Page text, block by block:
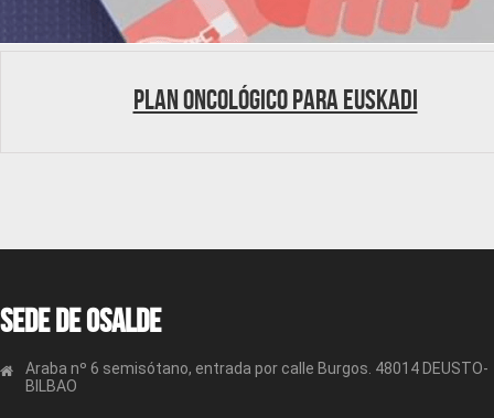
Plan oncológico para Euskadi
Sede de OSALDE
Araba nº 6 semisótano, entrada por calle Burgos. 48014 DEUSTO-
BILBAO